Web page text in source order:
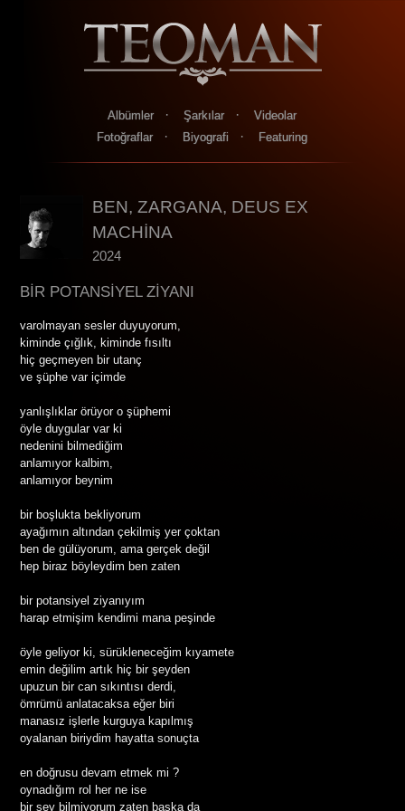
Albümler · Şarkılar ·
Videolar
Fotoğraflar
· Biyografi · Featuring
BEN, ZARGANA, DEUS EX
MACHİNA
2024
BİR POTANSİYEL ZİYANI
varolmayan sesler duyuyorum,
kiminde çığlık, kiminde fısıltı
hiç geçmeyen bir utanç
ve şüphe var içimde
yanlışlıklar örüyor o şüphemi
öyle duygular var ki
nedenini bilmediğim
anlamıyor kalbim,
anlamıyor beynim
bir boşlukta bekliyorum
ayağımın altından çekilmiş yer çoktan
ben de gülüyorum, ama gerçek değil
hep biraz böyleydim ben zaten
bir potansiyel ziyanıyım
harap etmişim kendimi mana peşinde
öyle geliyor ki, sürükleneceğim kıyamete
emin değilim artık hiç bir şeyden
upuzun bir can sıkıntısı derdi,
ömrümü anlatacaksa eğer biri
manasız işlerle kurguya kapılmış
oyalanan biriydim hayatta sonuçta
en doğrusu devam etmek mi ?
oynadığım rol her ne ise
bir şey bilmiyorum zaten başka da